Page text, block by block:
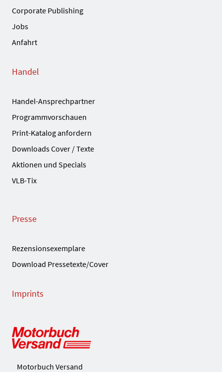
Corporate Publishing
Jobs
Anfahrt
Handel
Handel-Ansprechpartner
Programmvorschauen
Print-Katalog anfordern
Downloads Cover / Texte
Aktionen und Specials
VLB-Tix
Presse
Rezensionsexemplare
Download Pressetexte/Cover
Imprints
Motorbuch Versand